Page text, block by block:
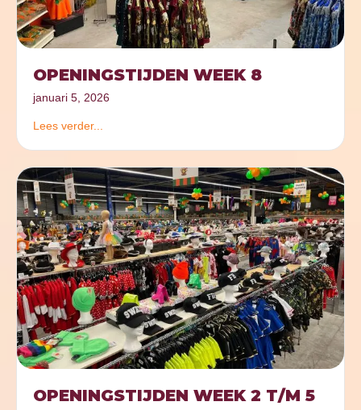
OPENINGSTIJDEN WEEK 8
januari 5, 2026
Lees verder...
OPENINGSTIJDEN WEEK 2 T/M 5